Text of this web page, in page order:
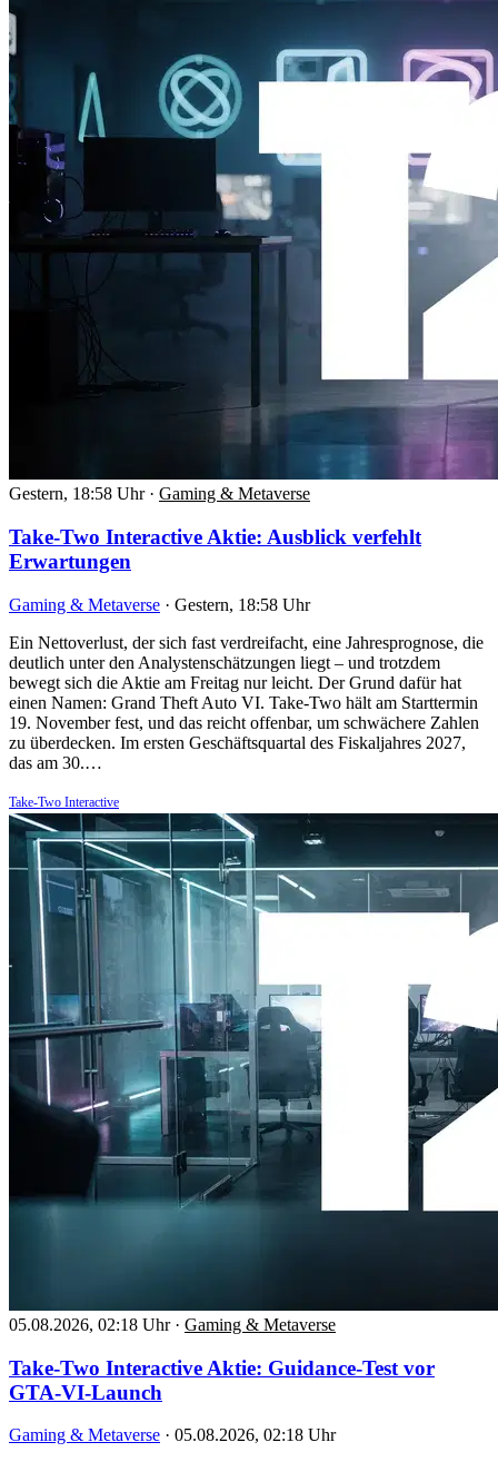
Gestern, 18:58 Uhr · Gaming & Metaverse
Take-Two Interactive Aktie: Ausblick verfehlt
Erwartungen
Gaming & Metaverse · Gestern, 18:58 Uhr
Ein Nettoverlust, der sich fast verdreifacht, eine Jahresprognose, die
deutlich unter den Analystenschätzungen liegt – und trotzdem
bewegt sich die Aktie am Freitag nur leicht. Der Grund dafür hat
einen Namen: Grand Theft Auto VI. Take-Two hält am Starttermin
19. November fest, und das reicht offenbar, um schwächere Zahlen
zu überdecken. Im ersten Geschäftsquartal des Fiskaljahres 2027,
das am 30.…
Take-Two Interactive
05.08.2026, 02:18 Uhr · Gaming & Metaverse
Take-Two Interactive Aktie: Guidance-Test vor
GTA-VI-Launch
Gaming & Metaverse · 05.08.2026, 02:18 Uhr